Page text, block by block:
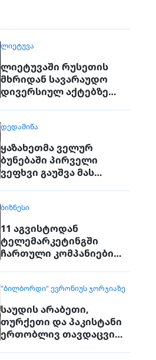
ᲚᲘᲔᲢᲣᲕᲐ
ლიეტუვაში რუსეთის
მხრიდან სავარაუდო
დივერსიულ აქტებზე
ᲓᲔᲓᲐᲛᲘᲬᲐ
ყაზახეთმა ველურ
ბუნებაში პირველი
ვეფხვი გაუშვა მას
გაქრა თურანული ვეფხვი
ᲑᲘᲖᲜᲔᲡᲘ
11 აგვისტოდან
ტელემარკეტინგში
ჩართული კომპანიები
მოქალაქეებს
"ᲑᲘᲚᲑᲝᲠᲓᲘ" ᲔᲕᲠᲝᲜᲘᲣᲡ ᲯᲝᲠᲯᲘᲐᲖᲔ
საუდის არაბეთი,
თურქეთი და პაკისტანი
ერთობლივ თავდაცვით